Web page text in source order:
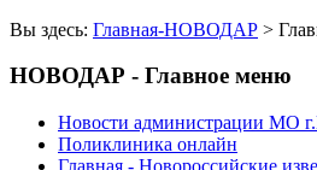
Вы здесь: Главная-НОВОДАР >
НОВОДАР - Главное меню
Новости администрации МО
Поликлиника онлайн